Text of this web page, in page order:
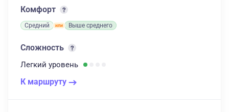
Комфорт
Средний Выше среднего
Сложность
Легкий уровень
К маршруту